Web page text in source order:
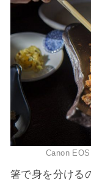
Canon
箸で身を分ける